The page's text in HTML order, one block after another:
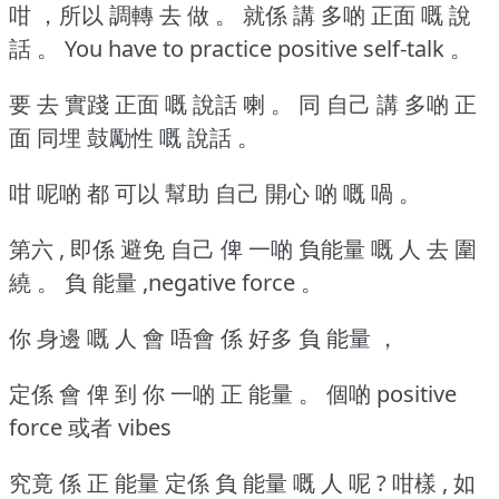
咁 ，所以 調轉 去 做 。
就係 講 多啲 正面 嘅 說
話 。
You have to practice positive self-talk 。
要 去 實踐 正面 嘅 說話 喇 。
同 自己 講 多啲 正
面 同埋 鼓勵性 嘅 說話 。
咁 呢啲 都 可以 幫助 自己 開心 啲 嘅 喎 。
第六 , 即係 避免 自己 俾 一啲 負能量 嘅 人 去 圍
繞 。
負 能量 ,negative force 。
你 身邊 嘅 人 會 唔會 係 好多 負 能量 ，
定係 會 俾 到 你 一啲 正 能量 。
個啲 positive
force 或者 vibes
究竟 係 正 能量 定係 負 能量 嘅 人 呢 ? 咁樣 , 如